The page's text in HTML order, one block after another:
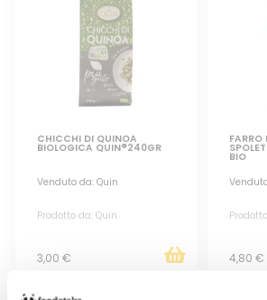
CHICCHI DI QUINOA
BIOLOGICA QUIN®240GR
Venduto da: Quin
Prodotto da: Quin
3,00 €
FARRO
BIO
4,80 €